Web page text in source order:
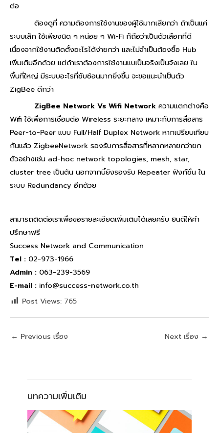
ต่อ
ต้องดูที่ ความต้องการใช้งานของผู้ใช้มากเสียกว่า ถ้าเป็นแค่
ระบบเล็ก ใช้เพียงนิด ๆ หน่อย ๆ Wi-Fi ก็ถือว่าเป็นตัวเลือกที่ดี
เนื่องจากใช้งานติดตั้งอะไรได้ง่ายกว่า และไม่จำเป็นต้องซื้อ Hub
เพิ่มเติมอีกด้วย แต่ถ้าเราต้องการใช้งานแบเป็นจริงเป็นจังเลย ใน
พื้นที่ใหญ่ มีระบบอะไรที่ซับซ้อนมากยิ่งขึ้น จะขอแนะนำเป็นตัว
ZigBee ดีกว่า
ZigBee Network Vs Wifi Network ความแตกต่างคือ
Wifi ใช้เพื่อการเชื่อมต่อ Wireless ระยะกลาง เหมาะกับการสื่อสาร
Peer-to-Peer แบบ Full/Half Duplex Network หากเปรียบเทียบ
กันแล้ว ZigbeeNetwork รองรับการสื่อสารที่หลากหลายกว่ายก
ตัวอย่างเช่น ad-hoc network topologies, mesh, star,
cluster tree เป็นต้น นอกจากนี้ยังรองรับ Repeater ฟังก์ชั่น ใน
ระบบ Redundancy อีกด้วย
สามารถติดต่อเราเพื่อขอรายละเอียดเพิ่มเติมได้เลยครับ ยินดีให้คำ
ปรึกษาฟรี
Success Network and Communication
Tel : 02-973-1966
Admin : 063-239-3569
E-mail : info@success-network.co.th
Post Views: 765
← Previous เรื่อง Next เรื่อง →
บทความเพิ่มเติม